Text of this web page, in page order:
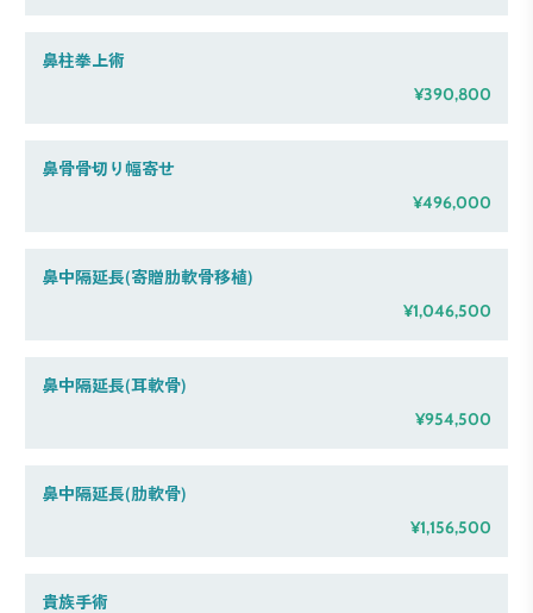
鼻柱拳上術
¥390,800
鼻骨骨切り幅寄せ
¥496,000
鼻中隔延長(寄贈肋軟骨移植)
¥1,046,500
鼻中隔延長(耳軟骨)
¥954,500
鼻中隔延長(肋軟骨)
¥1,156,500
貴族手術